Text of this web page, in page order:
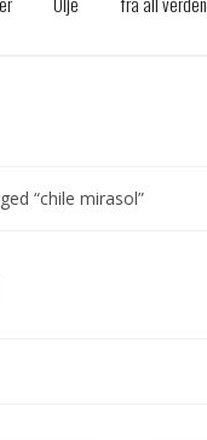
“chile mirasol”